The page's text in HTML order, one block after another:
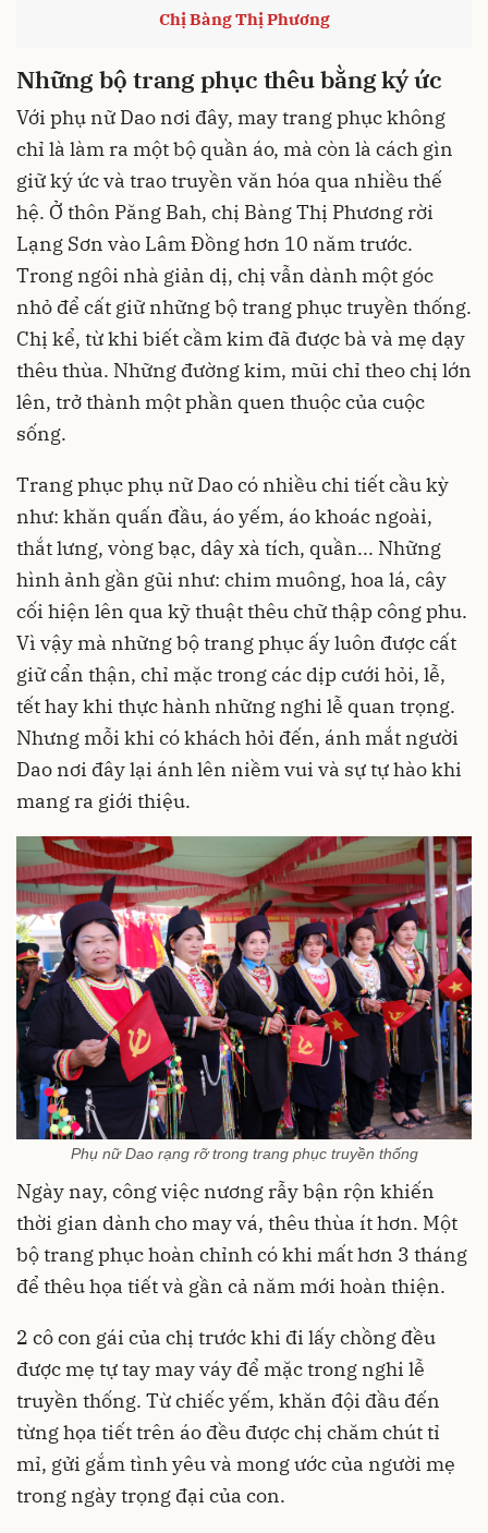
Chị Bàng Thị Phương
Những bộ trang phục thêu bằng ký ức
Với phụ nữ Dao nơi đây, may trang phục không
chỉ là làm ra một bộ quần áo, mà còn là cách gìn
giữ ký ức và trao truyền văn hóa qua nhiều thế
hệ. Ở thôn Păng Bah, chị Bàng Thị Phương rời
Lạng Sơn vào Lâm Đồng hơn 10 năm trước.
Trong ngôi nhà giản dị, chị vẫn dành một góc
nhỏ để cất giữ những bộ trang phục truyền thống.
Chị kể, từ khi biết cầm kim đã được bà và mẹ dạy
thêu thùa. Những đường kim, mũi chỉ theo chị lớn
lên, trở thành một phần quen thuộc của cuộc
sống.
Trang phục phụ nữ Dao có nhiều chi tiết cầu kỳ
như: khăn quấn đầu, áo yếm, áo khoác ngoài,
thắt lưng, vòng bạc, dây xà tích, quần... Những
hình ảnh gần gũi như: chim muông, hoa lá, cây
cối hiện lên qua kỹ thuật thêu chữ thập công phu.
Vì vậy mà những bộ trang phục ấy luôn được cất
giữ cẩn thận, chỉ mặc trong các dịp cưới hỏi, lễ,
tết hay khi thực hành những nghi lễ quan trọng.
Nhưng mỗi khi có khách hỏi đến, ánh mắt người
Dao nơi đây lại ánh lên niềm vui và sự tự hào khi
mang ra giới thiệu.
Phụ nữ Dao rạng rỡ trong trang phục truyền thống
Ngày nay, công việc nương rẫy bận rộn khiến
thời gian dành cho may vá, thêu thùa ít hơn. Một
bộ trang phục hoàn chỉnh có khi mất hơn 3 tháng
để thêu họa tiết và gần cả năm mới hoàn thiện.
2 cô con gái của chị trước khi đi lấy chồng đều
được mẹ tự tay may váy để mặc trong nghi lễ
truyền thống. Từ chiếc yếm, khăn đội đầu đến
từng họa tiết trên áo đều được chị chăm chút tỉ
mỉ, gửi gắm tình yêu và mong ước của người mẹ
trong ngày trọng đại của con.